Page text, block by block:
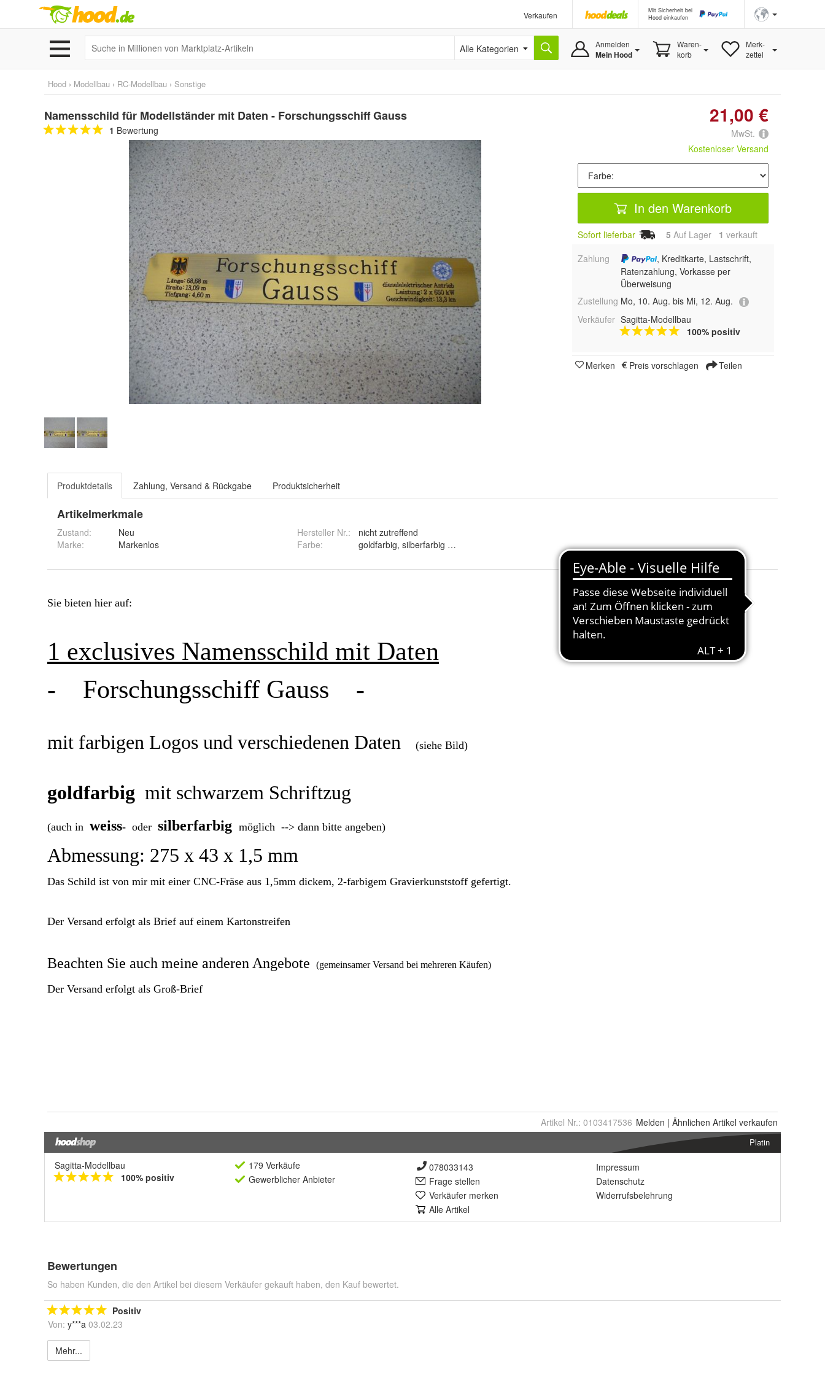
Verkaufen
Mit Sicherheit bei
Hood einkaufen
Alle Kategorien Anmelden
Mein Hood
Waren-
korb
Merk-
zettel
Hood › Modellbau › RC-Modellbau › Sonstige
Namensschild für Modellständer mit Daten - Forschungsschiff Gauss
1 Bewertung
21,00 €
MwSt.
Kostenloser Versand
In den Warenkorb
Sofort lieferbar 5 Auf Lager 1 verkauft
Zahlung
, Kreditkarte, Lastschrift,
Ratenzahlung, Vorkasse per
Überweisung
Zustellung Mo, 10. Aug. bis Mi, 12. Aug.
Verkäufer Sagitta-Modellbau
100% positiv
Merken Preis vorschlagen Teilen
Produktdetails Zahlung, Versand & Rückgabe Produktsicherheit
Artikelmerkmale
Zustand:
Neu
Marke:
Markenlos
Hersteller Nr.:
nicht zutreffend
Farbe:
Artikel Nr.: 0103417536 Melden | Ähnlichen Artikel verkaufen
Platin
Sagitta-Modellbau
100% positiv
179 Verkäufe
Gewerblicher Anbieter
078033143
Frage stellen
Verkäufer merken
Alle Artikel
Impressum
Datenschutz
Widerrufsbelehrung
Bewertungen
So haben Kunden, die den Artikel bei diesem Verkäufer gekauft haben, den Kauf bewertet.
Positiv
Von: y***a 03.02.23
Mehr...